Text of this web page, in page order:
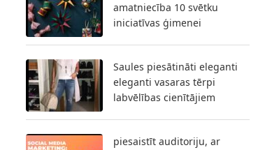
amatniecība 10 svētku
iniciatīvas ģimenei
Saules piesātināti eleganti
eleganti vasaras tērpi
labvēlības cienītājiem
piesaistīt auditoriju, ar